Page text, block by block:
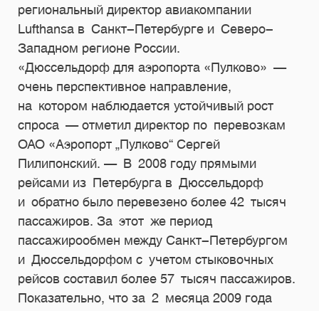
региональный директор авиакомпании
Lufthansa в Санкт-Петербурге и Северо-
Западном регионе России.
«Дюссельдорф для аэропорта «Пулково» —
очень перспективное направление,
на котором наблюдается устойчивый рост
спроса — отметил директор по перевозкам
ОАО «Аэропорт „Пулково“ Сергей
Пилипонский. — В 2008 году прямыми
рейсами из Петербурга в Дюссельдорф
и обратно было перевезено более 42 тысяч
пассажиров. За этот же период
пассажирообмен между Санкт-Петербургом
и Дюссельдорфом с учетом стыковочных
рейсов составил более 57 тысяч пассажиров.
Показательно, что за 2 месяца 2009 года